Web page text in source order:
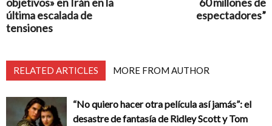
última escalada de
tensiones
espectadores”
RELATED ARTICLES MORE FROM AUTHOR
“No quiero hacer otra película así jamás”: el
desastre de fantasía de Ridley Scott y Tom